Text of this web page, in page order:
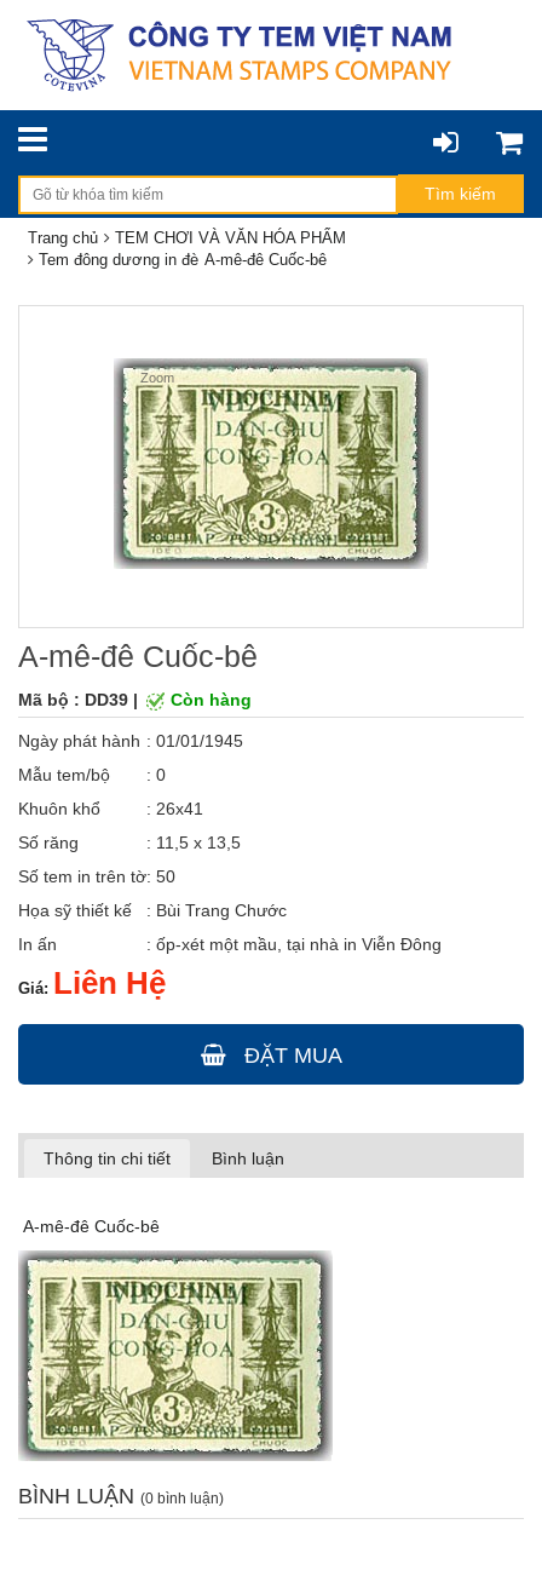
Trang chủ
TEM CHƠI VÀ VĂN HÓA PHẨM
Tem đông dương in đè A-mê-đê Cuốc-bê
Zoom
A-mê-đê Cuốc-bê
Mã bộ : DD39 | Còn hàng
Ngày phát hành : 01/01/1945
Mẫu tem/bộ
: 0
Khuôn khổ
: 26x41
Số răng
: 11,5 x 13,5
Số tem in trên tờ: 50
Họa sỹ thiết kế
: Bùi Trang Chước
In ấn
: ốp-xét một mầu, tại nhà in Viễn Đông
Giá: Liên Hệ
ĐẶT MUA
Thông tin chi tiết Bình luận
A-mê-đê Cuốc-bê
BÌNH LUẬN (0 bình luận)